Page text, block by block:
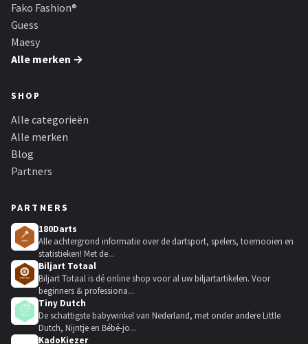
Fako Fashion®
Guess
Maesy
Alle merken →
SHOP
Alle categorieën
Alle merken
Blog
Partners
PARTNERS
180Darts
Alle achtergrond informatie over de dartsport, spelers, toernooien en
statistieken! Met de...
Biljart Totaal
Biljart Totaal is dé online shop voor al uw biljartartikelen. Voor
beginners & professiona...
Tiny Dutch
De schattigste babywinkel van Nederland, met onder andere Little
Dutch, Nijntje en Bébé-jo...
KadoKiezer